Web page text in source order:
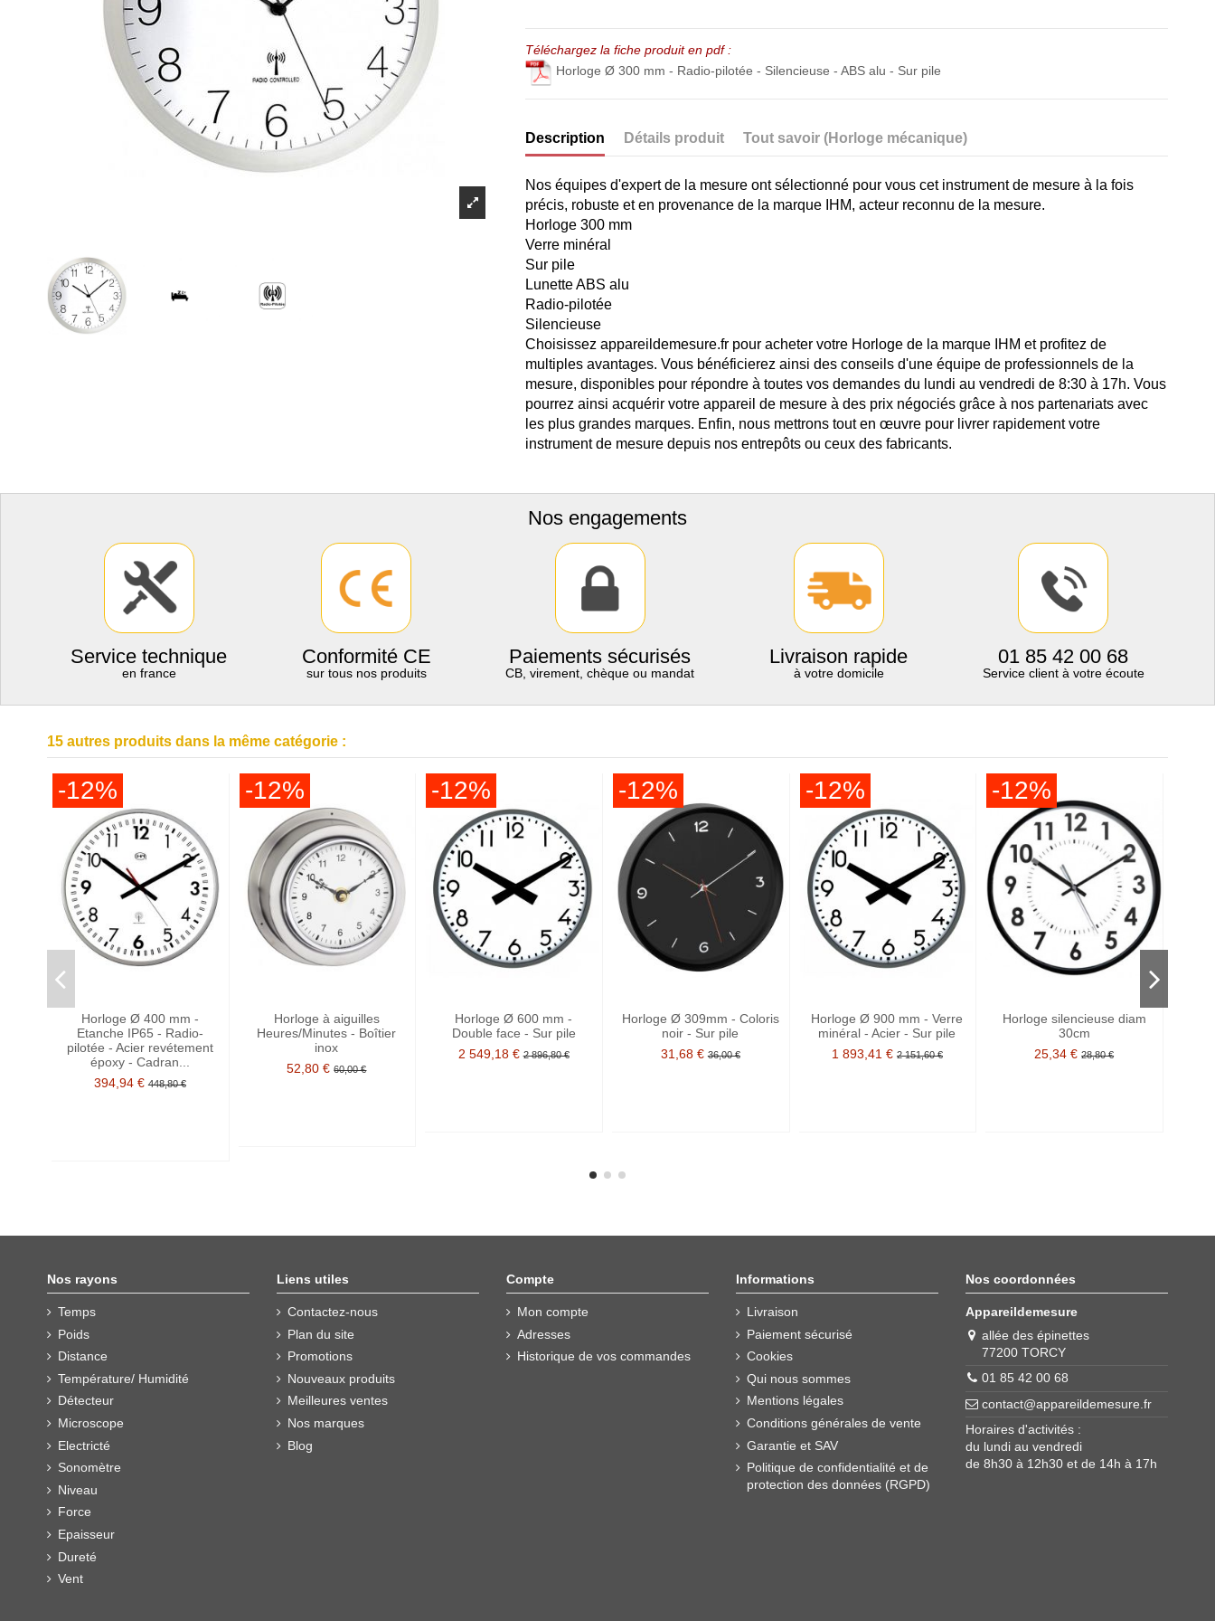
Téléchargez la fiche produit en pdf :
Horloge Ø 300 mm - Radio-pilotée - Silencieuse - ABS alu - Sur pile
Description Détails produit Tout savoir (Horloge mécanique)
Nos équipes d'expert de la mesure ont sélectionné pour vous cet instrument de mesure à la fois
précis, robuste et en provenance de la marque IHM, acteur reconnu de la mesure.
Horloge 300 mm
Verre minéral
Sur pile
Lunette ABS alu
Radio-pilotée
Silencieuse
Choisissez appareildemesure.fr pour acheter votre Horloge de la marque IHM et profitez de
multiples avantages. Vous bénéficierez ainsi des conseils d'une équipe de professionnels de la
mesure, disponibles pour répondre à toutes vos demandes du lundi au vendredi de 8:30 à 17h. Vous
pourrez ainsi acquérir votre appareil de mesure à des prix négociés grâce à nos partenariats avec
les plus grandes marques. Enfin, nous mettrons tout en œuvre pour livrer rapidement votre
instrument de mesure depuis nos entrepôts ou ceux des fabricants.
Nos engagements
Service technique
en france
Conformité CE
sur tous nos produits
Paiements sécurisés
CB, virement, chèque ou mandat
Livraison rapide
à votre domicile
01 85 42 00 68
Service client à votre écoute
15 autres produits dans la même catégorie :
-12%
Horloge Ø 400 mm -
Etanche IP65 - Radio-
pilotée - Acier revétement
époxy - Cadran...
394,94 € 448,80 €
-12%
Horloge à aiguilles
Heures/Minutes - Boîtier
inox
52,80 € 60,00 €
-12%
Horloge Ø 600 mm -
Double face - Sur pile
2 549,18 € 2 896,80 €
-12%
Horloge Ø 309mm - Coloris
noir - Sur pile
31,68 € 36,00 €
-12%
Horloge Ø 900 mm - Verre
minéral - Acier - Sur pile
1 893,41 € 2 151,60 €
-12%
Horloge silencieuse diam
30cm
25,34 € 28,80 €
Nos rayons
Temps
Poids
Distance
Température/ Humidité
Détecteur
Microscope
Electricté
Sonomètre
Niveau
Force
Epaisseur
Dureté
Vent
Liens utiles
Contactez-nous
Plan du site
Promotions
Nouveaux produits
Meilleures ventes
Nos marques
Blog
Compte
Mon compte
Adresses
Historique de vos commandes
Informations
Livraison
Paiement sécurisé
Cookies
Qui nous sommes
Mentions légales
Conditions générales de vente
Garantie et SAV
Politique de confidentialité et de
protection des données (RGPD)
Nos coordonnées
Appareildemesure
allée des épinettes
77200 TORCY
01 85 42 00 68
contact@appareildemesure.fr
Horaires d'activités :
du lundi au vendredi
de 8h30 à 12h30 et de 14h à 17h